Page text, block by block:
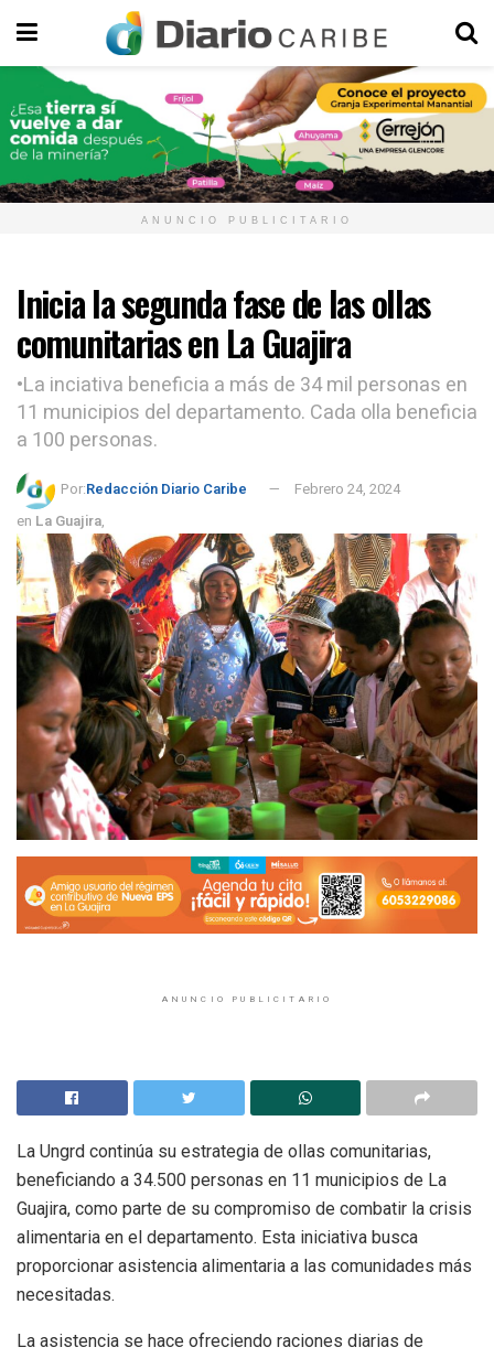
ANUNCIO PUBLICITARIO
Inicia la segunda fase de las ollas
comunitarias en La Guajira
•La inciativa beneficia a más de 34 mil personas en
11 municipios del departamento. Cada olla beneficia
a 100 personas.
Por:Redacción Diario Caribe
Febrero 24, 2024
en La Guajira,
ANUNCIO PUBLICITARIO
La Ungrd continúa su estrategia de ollas comunitarias,
beneficiando a 34.500 personas en 11 municipios de La
Guajira, como parte de su compromiso de combatir la crisis
alimentaria en el departamento. Esta iniciativa busca
proporcionar asistencia alimentaria a las comunidades más
necesitadas.
La asistencia se hace ofreciendo raciones diarias de